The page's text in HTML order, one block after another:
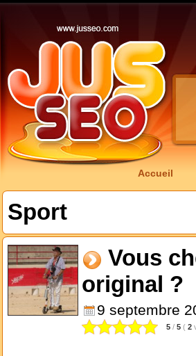
Accueil
Sport
Vous
original ?
9 septembre
5 / 5 ( 2